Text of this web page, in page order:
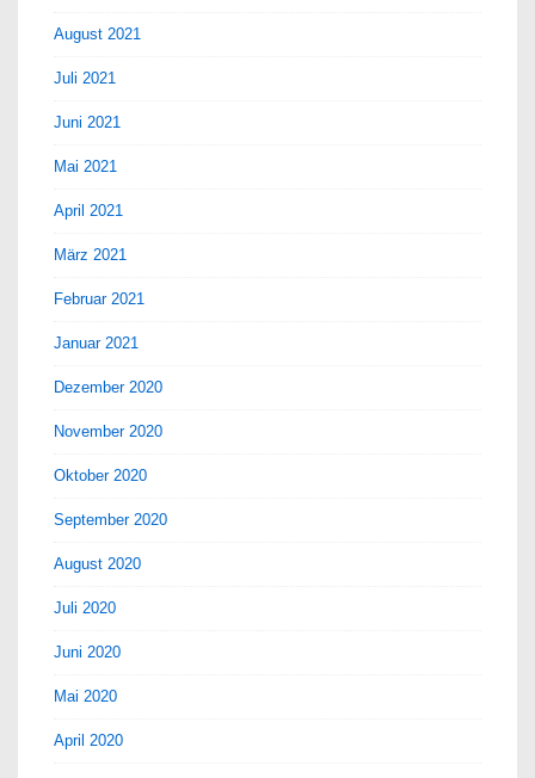
August 2021
Juli 2021
Juni 2021
Mai 2021
April 2021
März 2021
Februar 2021
Januar 2021
Dezember 2020
November 2020
Oktober 2020
September 2020
August 2020
Juli 2020
Juni 2020
Mai 2020
April 2020